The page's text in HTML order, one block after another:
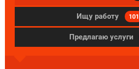
Ищу работу 101
Предлагаю услуги